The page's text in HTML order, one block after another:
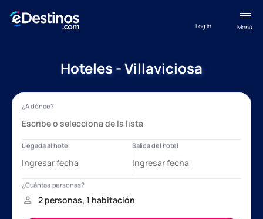
Menú
Log in
Hoteles - Villaviciosa